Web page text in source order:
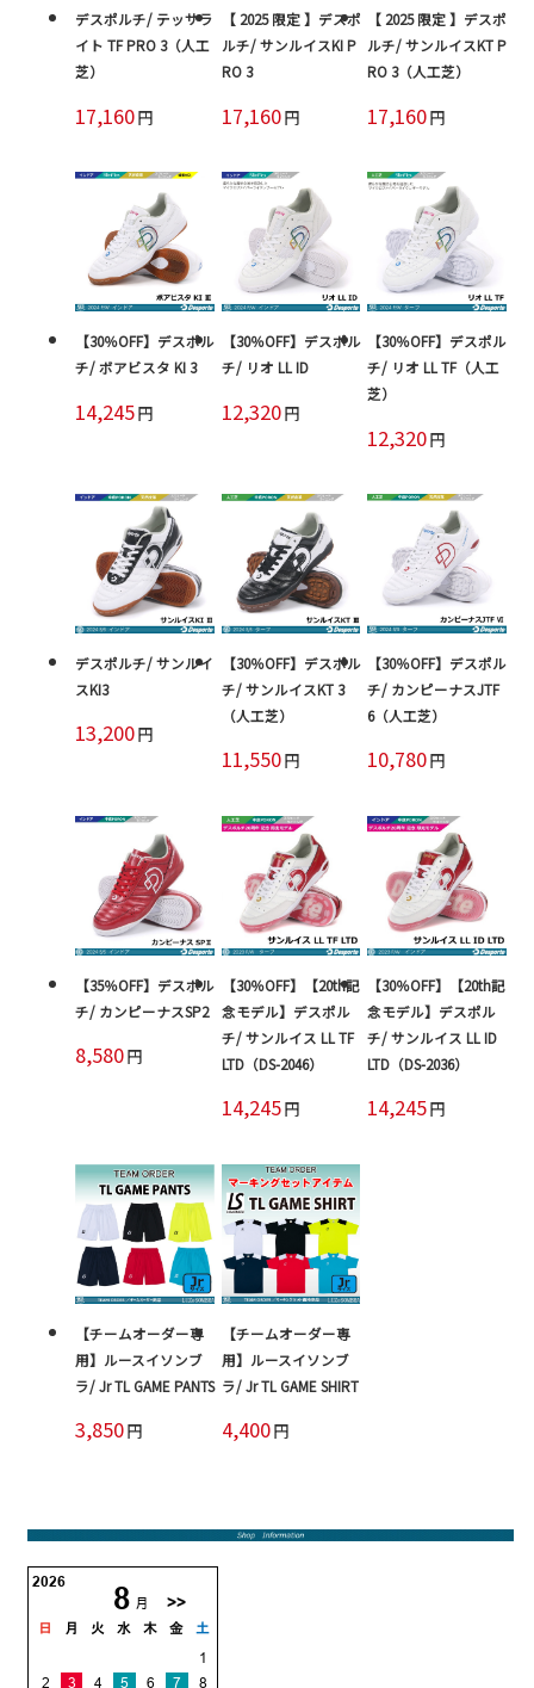
デスポルチ/ テッサラ
イト TF PRO 3（人工
芝）
17,160円
【 2025 限定 】デスポ
ルチ/ サンルイスKI P
RO 3
17,160円
【 2025 限定 】デスポ
ルチ/ サンルイスKT P
RO 3（人工芝）
17,160円
【30％OFF】デスポル
チ/ ボアビスタ KI 3
14,245円
【30％OFF】デスポル
チ/ リオ LL ID
12,320円
【30％OFF】デスポル
チ/ リオ LL TF（人工
芝）
12,320円
デスポルチ/ サンルイ
スKI3
13,200円
【30％OFF】デスポル
チ/ サンルイスKT 3
（人工芝）
11,550円
【30％OFF】デスポル
チ/ カンピーナスJTF
6（人工芝）
10,780円
【35％OFF】デスポル
チ/ カンピーナスSP2
8,580円
【30％OFF】【20th記
念モデル】デスポル
チ/ サンルイス LL TF
LTD（DS-2046）
14,245円
【30％OFF】【20th記
念モデル】デスポル
チ/ サンルイス LL ID
LTD（DS-2036）
14,245円
【チームオーダー専
用】ルースイソンブ
ラ/ Jr TL GAME PANTS
3,850円
【チームオーダー専
用】ルースイソンブ
ラ/ Jr TL GAME SHIRT
4,400円